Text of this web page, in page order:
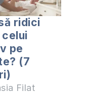
ridici
celui
pe
(7
Filat